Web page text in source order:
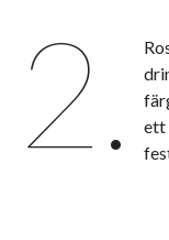
2.
ett